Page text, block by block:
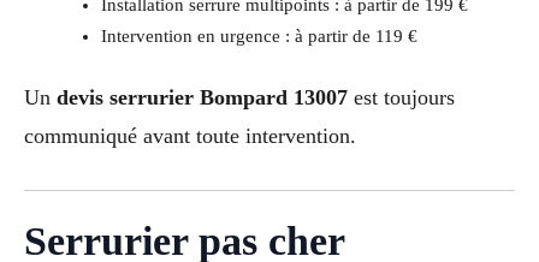
Installation serrure multipoints : à partir de 199 €
Intervention en urgence : à partir de 119 €
Un devis serrurier Bompard 13007 est toujours
communiqué avant toute intervention.
Serrurier pas cher